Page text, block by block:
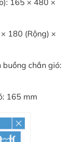
180 (Rộng) ×
chắn gió:
165 mm